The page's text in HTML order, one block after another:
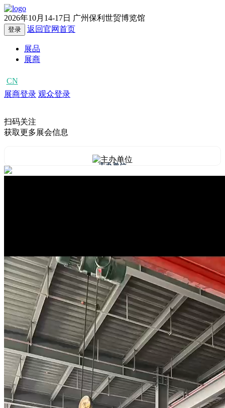
2026年10月14-17日 广州保利世贸博览馆
登录 返回官网首页
展品
展商
CN
展商登录 观众登录
扫码关注
获取更多展会信息
主办单位